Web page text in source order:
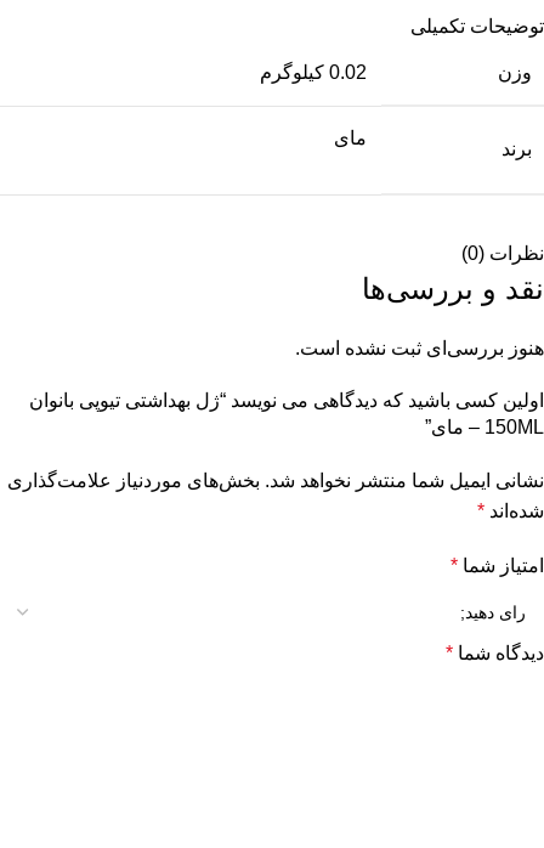
توضیحات تکمیلی
وزن 0.02 کیلوگرم
برند
مای
نظرات (0)
نقد و بررسی‌ها
هنوز بررسی‌ای ثبت نشده است.
اولین کسی باشید که دیدگاهی می نویسد “ژل بهداشتی تیوپی بانوان
150ML – مای”
نشانی ایمیل شما منتشر نخواهد شد. بخش‌های موردنیاز علامت‌گذاری
شده‌اند *
امتیاز شما *
دیدگاه شما *